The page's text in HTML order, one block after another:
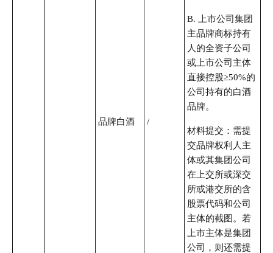
品牌白酒 /
B. 上市公司集团
主品牌商标持有
人的全资子公司
或上市公司主体
直接控股≥50%的
公司持有的白酒
品牌。
材料提交：需提
交品牌权利人主
体或其集团公司
在上交所或深交
所或港交所的含
股票代码和公司
主体的截图。若
上市主体是集团
公司，则还需提